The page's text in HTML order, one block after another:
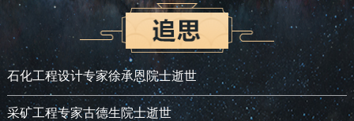
石化工程设计专家徐承恩院士逝世
采矿工程专家古德生院士逝世